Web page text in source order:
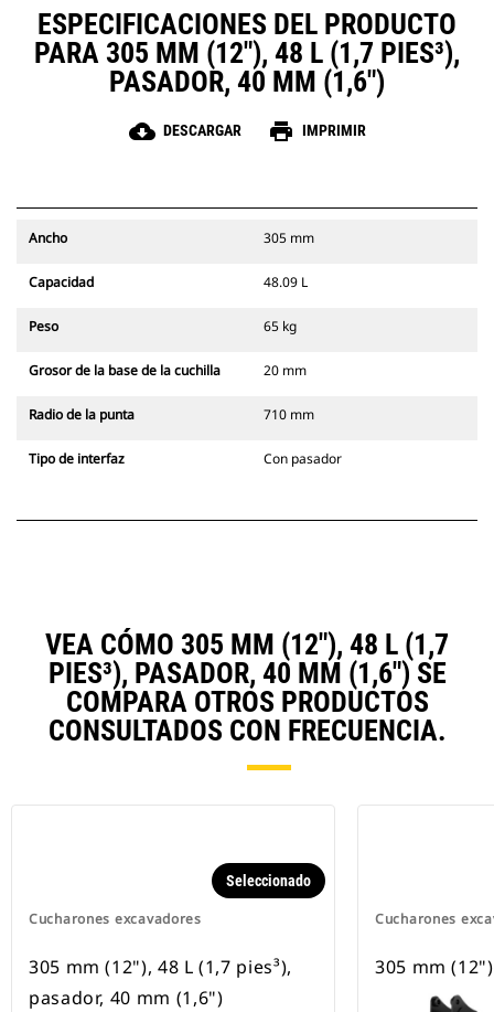
ESPECIFICACIONES DEL PRODUCTO
PARA 305 MM (12"), 48 L (1,7 PIES³),
PASADOR, 40 MM (1,6")
cloud_download DESCARGAR print IMPRIMIR
Ancho 305 mm
Capacidad 48.09 L
Peso 65 kg
Grosor de la base de la cuchilla 20 mm
Radio de la punta 710 mm
Tipo de interfaz Con pasador
VEA CÓMO 305 MM (12"), 48 L (1,7
PIES³), PASADOR, 40 MM (1,6") SE
COMPARA OTROS PRODUCTOS
CONSULTADOS CON FRECUENCIA.
Cucharones excavadores
Seleccionado
305 mm (12"), 48 L (1,7 pies³),
pasador, 40 mm (1,6")
Cucharones
305 mm (12")